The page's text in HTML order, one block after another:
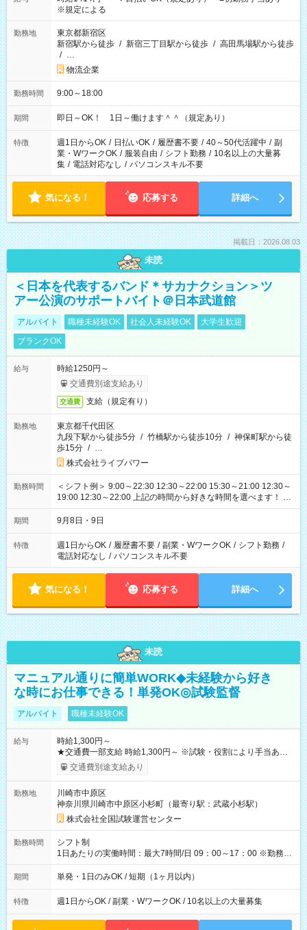
※規定による
勤務地
東京都新宿区
新宿駅から徒歩 / 新宿三丁目駅から徒歩 / 高田馬場駅から徒歩
/ …
物流企業
勤務時間 9:00～18:00
期間 即日～OK！ 1日～働けます＾＾（規定あり）
特徴 週1日からOK / 日払いOK / 履歴書不要 / 40～50代活躍中 / 副
業・WワークOK / 服装自由 / シフト勤務 / 10名以上の大量募
集 / 電話対応なし / パソコンスキル不要
気になる！ 応募する 詳細へ
掲載日：2026.08.03
未読
＜日本を代表するバンド＊サカナクション＞ツ
アー公演のサポートバイト＠日本武道館
アルバイト 職種未経験OK 社会人未経験OK
大学生歓迎
ブランクOK
給与
時給1250円～
交通費別途支給あり
交通費 支給（規定有り）
勤務地
東京都千代田区
九段下駅から徒歩5分 / 竹橋駅から徒歩10分 / 神保町駅から徒
歩15分 / …
株式会社ライブパワー
勤務時間
＜シフト例＞ 9:00～22:30 12:30～22:00 15:30～21:00 12:30～
19:00 12:30～22:00 上記の時間から好きな時間を選べます！ ※
時間は変更となる可能性があります
期間 9月8日・9日
特徴 週1日からOK / 履歴書不要 / 副業・WワークOK / シフト勤務 /
電話対応なし / パソコンスキル不要
気になる！ 応募する 詳細へ
未読
マニュアル通りに簡単WORK◆未経験から好き
な時にお仕事できる！単発OK◎試験監督
アルバイト 職種未経験OK
給与
時給1,300円～
★交通費一部支給 時給1,300円～ ※試験・役割により手当あり
※勤務回数により昇給あり 【即給（前払い）オプションあ
り！】 希望される場合、勤務から1週間ほどで給与の一部を受け
例】 ・河合塾模擬試験 8:30～17:30（休憩1時間） 時給1,300円
×8時間＝日収10,400円＋交通費 ※当日の役割により時給＋100
円の場合あり ・国家試験 7:00～13:30（休憩なし） 時給1,300
円（役割手当＋100円）×6時間＝日収8,400円＋交通費 【試用期
間】試用期間なし
交通費別途支給あり
勤務地
川崎市中原区
神奈川県川崎市中原区小杉町（最寄り駅：武蔵小杉駅）
株式会社全国試験運営センター
勤務時間
シフト制
1日あたりの実働時間：最大7時間/日 09：00～17：00 ※勤務時
間は 試験により異なります。
期間 単発・1日のみOK / 短期（1ヶ月以内）
特徴 週1日からOK / 副業・WワークOK / 10名以上の大量募集